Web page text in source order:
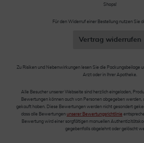
Shops!
Für den Widerruf einer Bestellung nutzen Sie
Vertrag widerrufen
Zu Risiken und Nebenwirkungen lesen Sie die Packungsbeilage
Arzt oder in Ihrer Apotheke.
Alle Besucher unserer Webseite sind herzlich eingeladen,
Bewertungen können auch von Personen abgegeben werden,
gekauft haben. Diese Bewertungen werden nicht gesondert
dass alle Bewertungen unserer Bewertungsrichtlinie
Bewertung wird einer sorgfältigen manuellen
gegebenfalls abgelehnt oder gelöscht